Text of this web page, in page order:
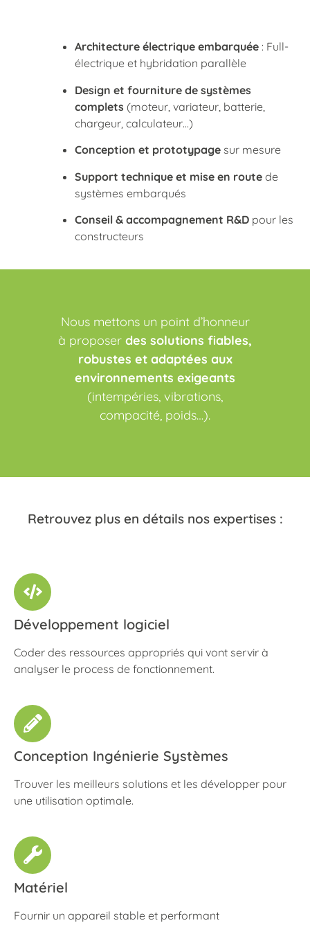
Architecture électrique embarquée : Full-
électrique et hybridation parallèle
Design et fourniture de systèmes
complets (moteur, variateur, batterie,
chargeur, calculateur…)
Conception et prototypage sur mesure
Support technique et mise en route de
systèmes embarqués
Conseil & accompagnement R&D pour les
constructeurs
Nous mettons un point d’honneur
à proposer des solutions fiables,
robustes et adaptées aux
environnements exigeants
(intempéries, vibrations,
compacité, poids…).
Retrouvez plus en détails nos expertises :
Développement logiciel
Coder des ressources appropriés qui vont servir à
analyser le process de fonctionnement.
Conception Ingénierie Systèmes
Trouver les meilleurs solutions et les développer pour
une utilisation optimale.
Matériel
Fournir un appareil stable et performant